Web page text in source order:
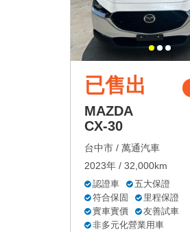
已售出
MAZDA
CX-30
台中市 / 萬通汽車
2023年 / 32,000km
認證車
五大保證
符合保固
里程保證
實車實價
友善試車
非多元化營業用車